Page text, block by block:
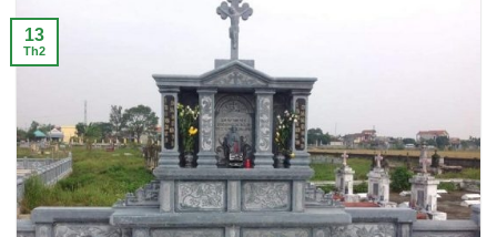
13
Th2